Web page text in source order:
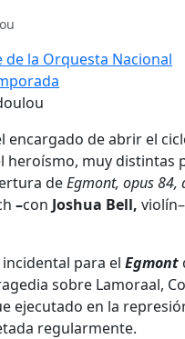
encargado de abrir el
muy distintas
deEgmont, opus 84,
–con Joshua Bell,
para el Egmont
sobre Lamoraal,
ejecutado en la
regularmente.